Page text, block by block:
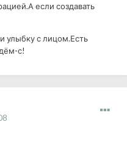
если создавать
улыбку с лицом.Есть
с!